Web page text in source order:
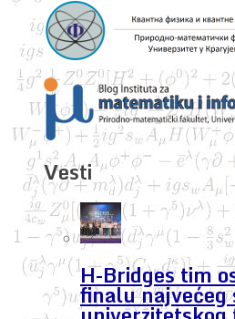
Vesti
H-Bridges tim
finalu najvećeg